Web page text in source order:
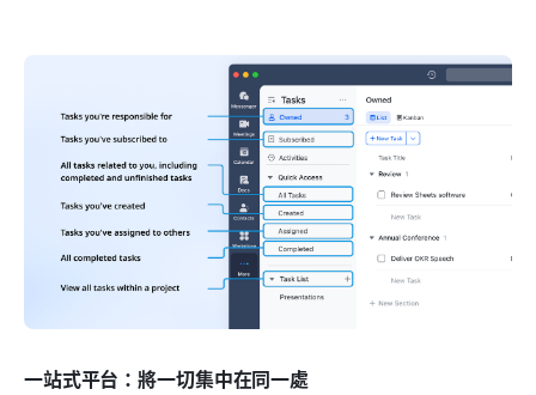
一站式平台：將一切集中在同一處